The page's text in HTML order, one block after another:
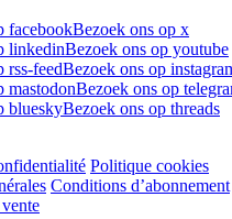
facebookBezoek ons op x
linkedinBezoek ons op youtube
rss-feedBezoek ons op
mastodonBezoek ons op
blueskyBezoek ons op threads
Politique cookies
Conditions d’abonnement